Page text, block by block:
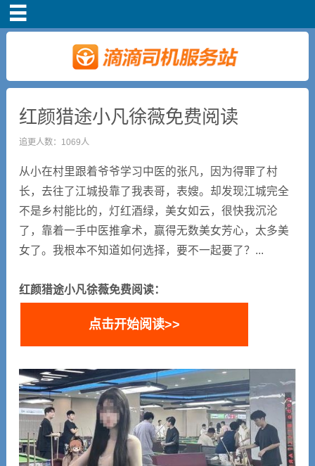
司机注册
新手指导
奖励政策
滴滴车主司机端下
载
小说短剧
红颜猎途小凡徐薇免费阅读
追更人数：1069人
从小在村里跟着爷爷学习中医的张凡，因为得罪了村
长，去往了江城投靠了我表哥，表嫂。却发现江城完全
不是乡村能比的，灯红酒绿，美女如云，很快我沉沦
了，靠着一手中医推拿术，赢得无数美女芳心，太多美
女了。我根本不知道如何选择，要不一起要了？...
红颜猎途小凡徐薇免费阅读：
点击开始阅读>>